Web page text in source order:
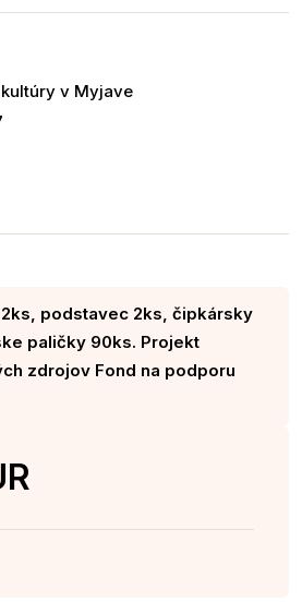
v Myjave
podstavec 2ks, čipkársky
paličky 90ks. Projekt
zdrojov Fond na podporu